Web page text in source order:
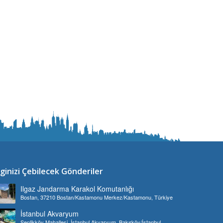
Çebilecek Gönderiler
Ilgaz Jandarma Karakol Komutanlığı
Bostan, 37210 Bostan/Kastamonu Merkez/Kastamonu, Türkiye
İstanbul Akvaryum